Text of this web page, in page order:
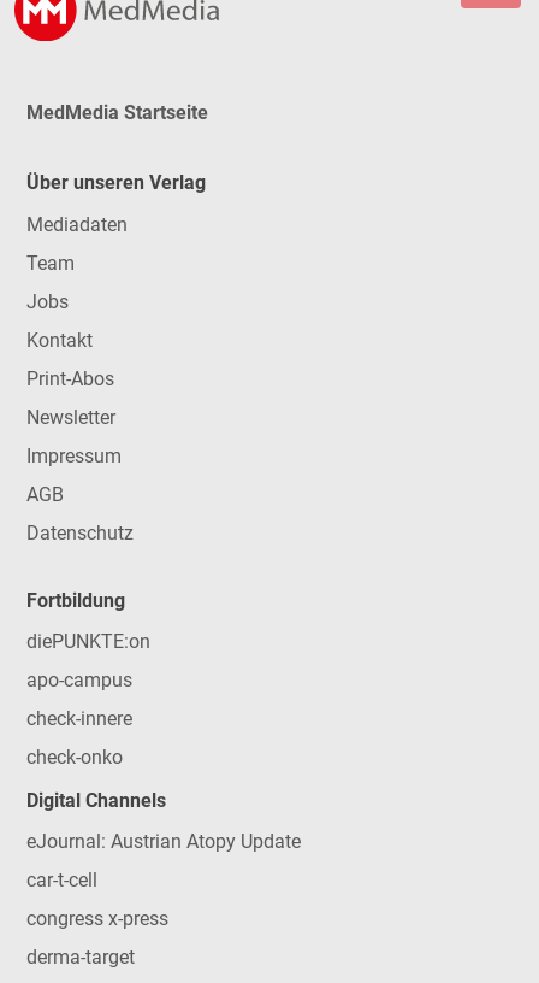
MedMedia Startseite
Über unseren Verlag
Mediadaten
Team
Jobs
Kontakt
Print-Abos
Newsletter
Impressum
AGB
Datenschutz
Fortbildung
diePUNKTE:on
apo-campus
check-innere
check-onko
Digital Channels
eJournal: Austrian Atopy Update
car-t-cell
congress x-press
derma-target